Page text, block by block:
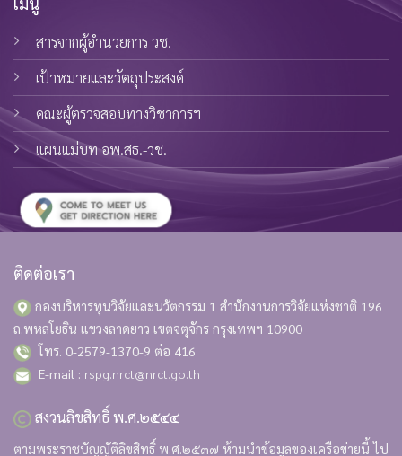
สารจากผู้อำนวยการ วช.
เป้าหมายและวัตถุประสงค์
คณะผู้ตรวจสอบทางวิชาการฯ
แผนแม่บท อพ.สธ.-วช.
ติดต่อเรา
กองบริหารทุนวิจัยและนวัตกรรม 1 สำนักงานการวิจัยแห่งชาติ 196
ถ.พหลโยธิน แขวงลาดยาว เขตจตุจักร กรุงเทพฯ 10900
โทร. 0-2579-1370-9 ต่อ 416
E-mail : rspg.nrct@nrct.go.th
สงวนลิขสิทธิ์ พ.ศ.๒๕๔๔
ตามพระราชบัญญัติลิขสิทธิ์ พ.ศ.๒๕๓๗ ห้ามนำข้อมูลของเครือข่ายนี้ ไป